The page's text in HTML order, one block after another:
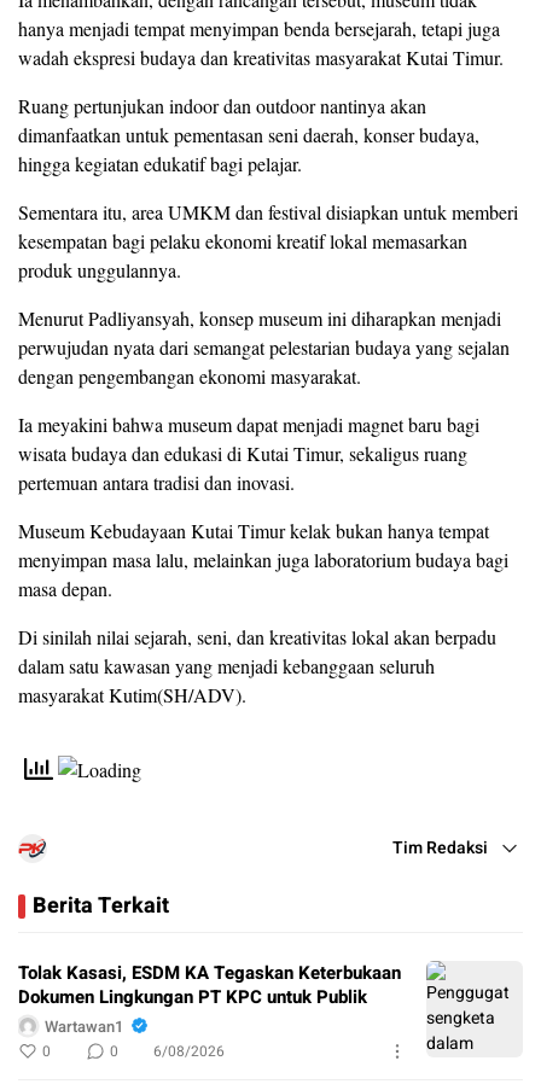
hanya menjadi tempat menyimpan benda bersejarah, tetapi juga
wadah ekspresi budaya dan kreativitas masyarakat Kutai Timur.
Ruang pertunjukan indoor dan outdoor nantinya akan
dimanfaatkan untuk pementasan seni daerah, konser budaya,
hingga kegiatan edukatif bagi pelajar.
Sementara itu, area UMKM dan festival disiapkan untuk memberi
kesempatan bagi pelaku ekonomi kreatif lokal memasarkan
produk unggulannya.
Menurut Padliyansyah, konsep museum ini diharapkan menjadi
perwujudan nyata dari semangat pelestarian budaya yang sejalan
dengan pengembangan ekonomi masyarakat.
Ia meyakini bahwa museum dapat menjadi magnet baru bagi
wisata budaya dan edukasi di Kutai Timur, sekaligus ruang
pertemuan antara tradisi dan inovasi.
Museum Kebudayaan Kutai Timur kelak bukan hanya tempat
menyimpan masa lalu, melainkan juga laboratorium budaya bagi
masa depan.
Di sinilah nilai sejarah, seni, dan kreativitas lokal akan berpadu
dalam satu kawasan yang menjadi kebanggaan seluruh
masyarakat Kutim(SH/ADV).
Tim Redaksi
Berita Terkait
Tolak Kasasi, ESDM KA Tegaskan Keterbukaan
Dokumen Lingkungan PT KPC untuk Publik
Wartawan1
0 0 6/08/2026